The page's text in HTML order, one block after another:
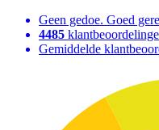
Geen gedoe. Goed
4485
Gemiddelde